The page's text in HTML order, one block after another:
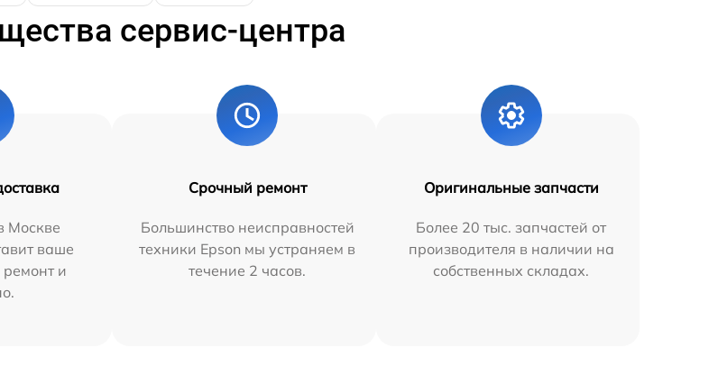
сервис-центра
Москве
ваше
ремонт и
Срочный ремонт
Большинство неисправностей
техники Epson мы устраняем в
течение 2 часов.
Оригинальные запчасти
Более 20 тыс. запчастей от
производителя в наличии на
собственных складах.